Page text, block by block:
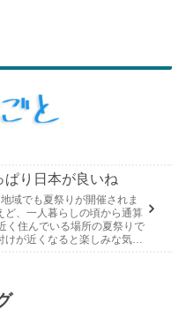
ぱり日本が良いね
域でも夏祭りが開催されま
ど、一人暮らしの頃から通算
く住んでいる場所の夏祭りで
が近くなると楽しみな気持